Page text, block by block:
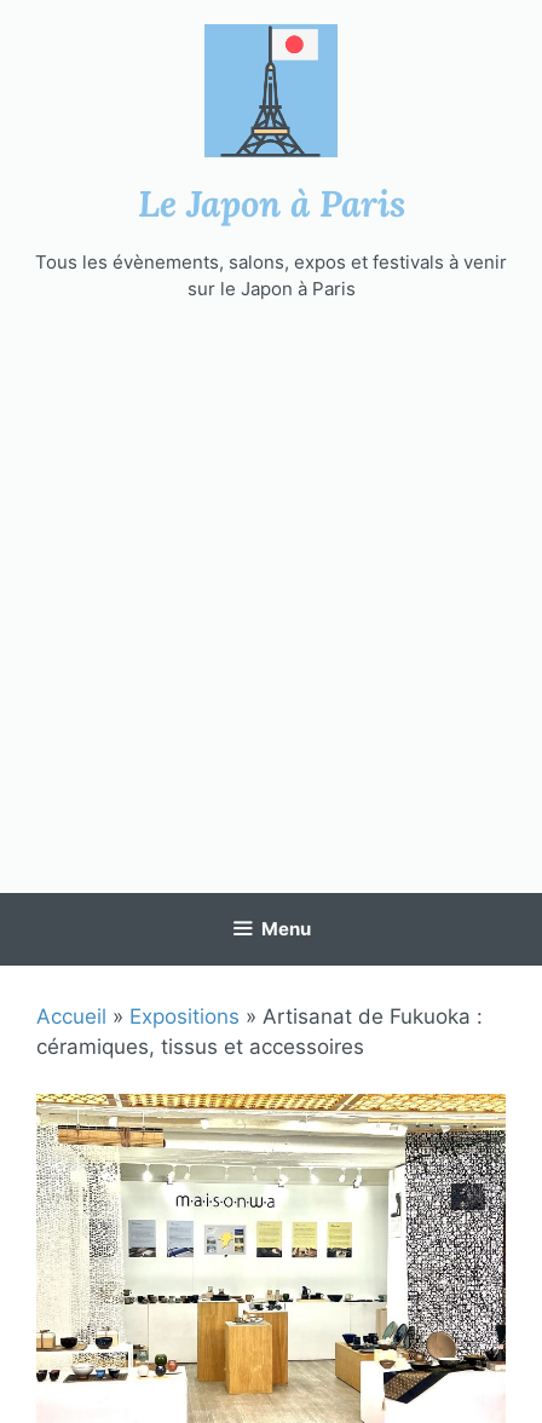
Le Japon à Paris
Tous les évènements, salons, expos et festivals à venir
sur le Japon à Paris
Menu
Accueil » Expositions » Artisanat de Fukuoka :
céramiques, tissus et accessoires